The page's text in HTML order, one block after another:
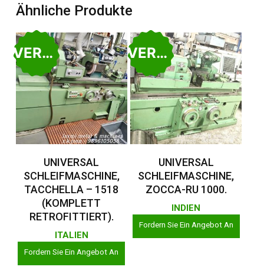
Ähnliche Produkte
VERKAUFT
Weiterlesen
UNIVERSAL
SCHLEIFMASCHINE,
TACCHELLA – 1518
(KOMPLETT
RETROFITTIERT).
ITALIEN
Fordern Sie Ein Angebot An
VERKAUFT
Weiterlesen
UNIVERSAL
SCHLEIFMASCHINE,
ZOCCA-RU 1000.
INDIEN
Fordern Sie Ein Angebot An